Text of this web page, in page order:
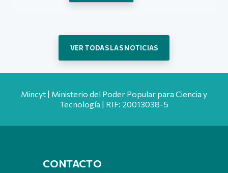
VER TODAS LAS NOTICIAS
Mincyt | Ministerio del Poder Popular para Ciencia y
Tecnología | RIF: 20013038-5
CONTACTO